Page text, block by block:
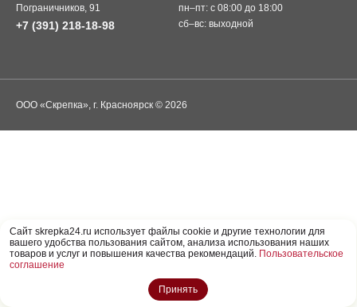
Пограничников, 91
+7 (391) 218-18-98
пн–пт: с 08:00 до 18:00
сб–вс: выходной
ООО «Скрепка», г. Красноярск © 2026
Cайт skrepka24.ru использует файлы cookie и другие технологии для
вашего удобства пользования сайтом, анализа использования наших
товаров и услуг и повышения качества рекомендаций. Пользовательское
соглашение
Принять